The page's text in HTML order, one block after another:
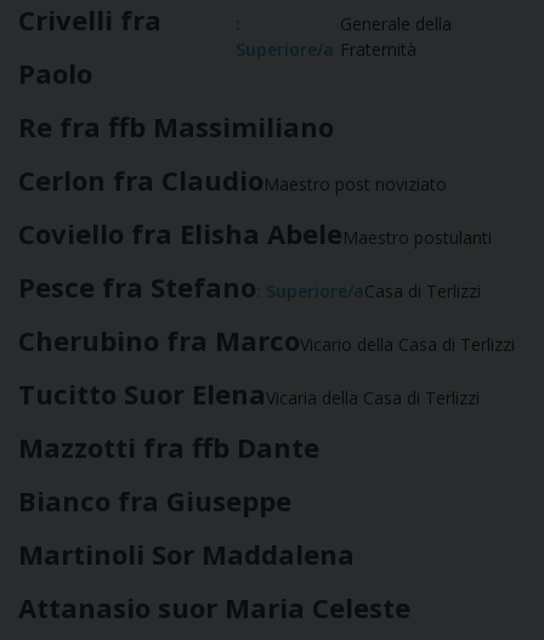
Crivelli fra
Paolo
:
Superiore/a
Generale della
Fraternità
Re fra ffb Massimiliano
Cerlon fra ClaudioMaestro post noviziato
Coviello fra Elisha AbeleMaestro postulanti
Pesce fra Stefano: Superiore/aCasa di Terlizzi
Cherubino fra MarcoVicario della Casa di Terlizzi
Tucitto Suor ElenaVicaria della Casa di Terlizzi
Mazzotti fra ffb Dante
Bianco fra Giuseppe
Martinoli Sor Maddalena
Attanasio suor Maria Celeste